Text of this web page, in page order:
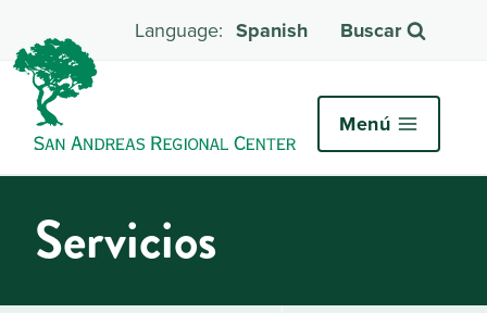
Spanish Buscar
Menú
Servicios